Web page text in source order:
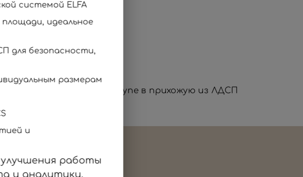
Двери-купе в прихожую из ЛДСП
системой ELFA
идеальное
для безопасности,
размерам
и
работы
и аналитики.